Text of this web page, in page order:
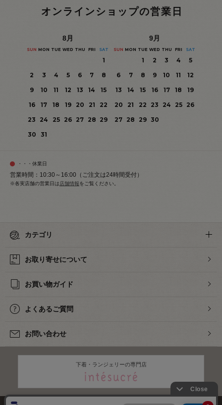
オンラインショップの営業日
8月
SUN MON TUE WED THU FRI SAT
1
2
3 4 5 6 7
8
9
10 11 12 13 14
15
16
17 18 19 20 21
22
23
24 25 26 27 28 29
30
31
9月
SUN MON TUE WED THU FRI SAT
1 2 3 4
5
6
7 8 9 10 11
12
13
14 15 16 17 18
19
20
21 22 23 24 25
26
27 28 29 30
・・・休業日
営業時間：10:30～16:00（ご注文は24時間受付）
※各実店舗の営業日は 店舗情報をご覧ください。
カテゴリ
お取り寄せについて
お買い物ガイド
よくあるご質問
お問い合わせ
下着・ランジェリーの専門店